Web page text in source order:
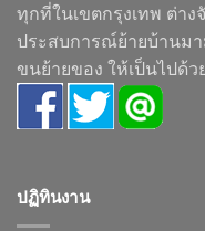
ทุกที่ในเขตกรุงเทพ ต่าง
ประสบการณ์ย้ายบ้านมา
ขนย้ายของ ให้เป็นไปด้
ปฏิทินงาน